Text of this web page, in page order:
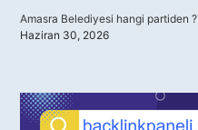
Amasra Belediyesi hangi partiden ?
Haziran 30, 2026